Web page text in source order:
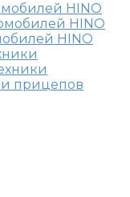
HINO
HINO
HINO
и прицепов